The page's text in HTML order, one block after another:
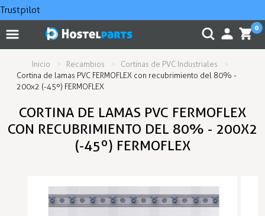
Trustpilot
0
Inicio Recambios
Cortinas de PVC Industriales
Cortina de lamas PVC FERMOFLEX con recubrimiento del 80% -
200x2 (-45º) FERMOFLEX
CORTINA DE LAMAS PVC FERMOFLEX
CON RECUBRIMIENTO DEL 80% - 200X2
(-45º) FERMOFLEX